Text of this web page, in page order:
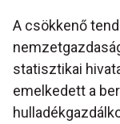
A csökkenő
statisztikai
emelkedett a